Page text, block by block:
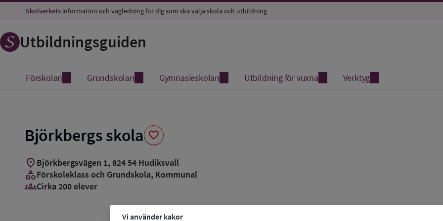
Vi använder kakor
Skolverkets information och vägledning för dig som ska välja skola och utbildning
Utbildningsguiden
Förskolan Grundskolan Gymnasieskolan Utbildning för vuxna Verktyg
Björkbergs skola favorite
Spara
location_on Björkbergsvägen 1, 82454 Hudiksvall
categoryFörskoleklass och Grundskola, Kommunal
groups_3Cirka 200 elever